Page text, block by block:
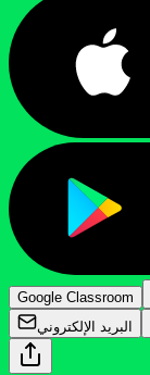
Google Classroom
البريد الإلكتروني